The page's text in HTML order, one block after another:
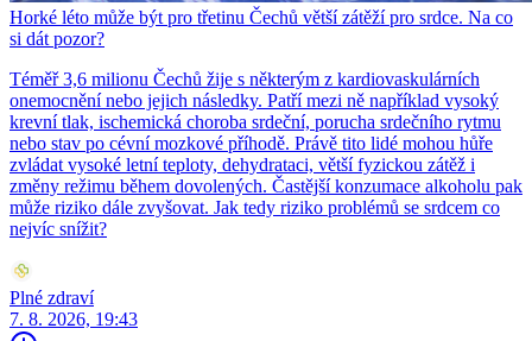
Horké léto může být pro třetinu Čechů větší zátěží pro srdce. Na co
si dát pozor?
Téměř 3,6 milionu Čechů žije s některým z kardiovaskulárních
onemocnění nebo jejich následky. Patří mezi ně například vysoký
krevní tlak, ischemická choroba srdeční, porucha srdečního rytmu
nebo stav po cévní mozkové příhodě. Právě tito lidé mohou hůře
zvládat vysoké letní teploty, dehydrataci, větší fyzickou zátěž i
změny režimu během dovolených. Častější konzumace alkoholu pak
může riziko dále zvyšovat. Jak tedy riziko problémů se srdcem co
nejvíc snížit?
Plné zdraví
7. 8. 2026, 19:43